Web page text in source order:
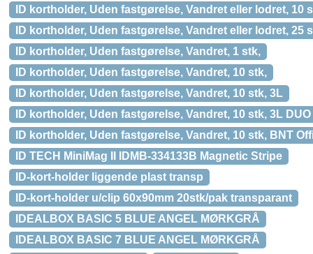
ID kortholder, Uden fastgørelse, Vandret eller lodret, 10
ID kortholder, Uden fastgørelse, Vandret eller lodret, 25
ID kortholder, Uden fastgørelse, Vandret, 1 stk,
ID kortholder, Uden fastgørelse, Vandret, 10 stk,
ID kortholder, Uden fastgørelse, Vandret, 10 stk, 3L
ID kortholder, Uden fastgørelse, Vandret, 10 stk, 3L DUO
ID kortholder, Uden fastgørelse, Vandret, 10 stk, BNT
ID TECH MiniMag II IDMB-334133B Magnetic Stripe
ID-kort-holder liggende plast transp
ID-kort-holder u/clip 60x90mm 20stk/pak transparant
IDEALBOX BASIC 5 BLUE ANGEL MØRKGRÅ
IDEALBOX BASIC 7 BLUE ANGEL MØRKGRÅ